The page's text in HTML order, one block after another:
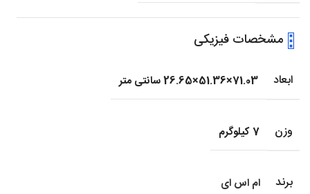
مشخصات فیزیکی
ابعاد 71.03×51.36×26.65 سانتی متر
وزن 7 کیلوگرم
برند ام اس ای